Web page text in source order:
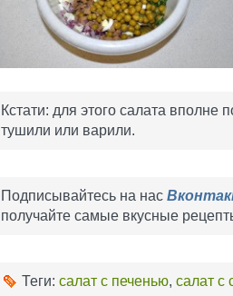
Кстати: для этого салата вполне
тушили или варили.
Подписывайтесь на нас
получайте самые вкусные
Теги: салат с печенью, салат с